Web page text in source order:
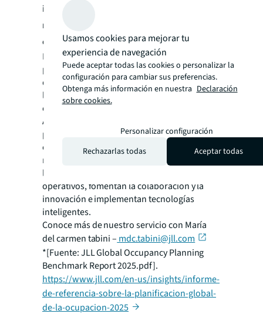
implementado salas de concentración según
nuestro último estudio de ocupación de
oficinas a nivel global.
Nuestro equipo de expertos trabaja contigo
para desarrollar estrategias personalizadas
que optimizan tu espacio de trabajo, mejoran
la productividad y el bienestar de los
empleados, y reducen costos operativos.
Analizamos tus necesidades específicas,
patrones de uso del espacio y objetivos
empresariales para crear soluciones que
maximizan la eficiencia del espacio, mejoran
la experiencia del empleado, reducen costos
operativos, fomentan la colaboración y la
innovación e implementan tecnologías
inteligentes.
Conoce más de nuestro servicio con María
del carmen tabini – mdc.tabini@jll.com
*[Fuente: JLL Global Occupancy Planning
Benchmark Report 2025.pdf].
https://www.jll.com/en-us/insights/informe-
de-referencia-sobre-la-planificacion-global-
de-la-ocupacion-2025
Usamos cookies para mejorar tu
experiencia de navegación
Puede aceptar todas las cookies o personalizar la
configuración para cambiar sus preferencias.
Obtenga más información en nuestra Declaración
sobre cookies.
Personalizar configuración
Rechazarlas todas
Aceptar todas